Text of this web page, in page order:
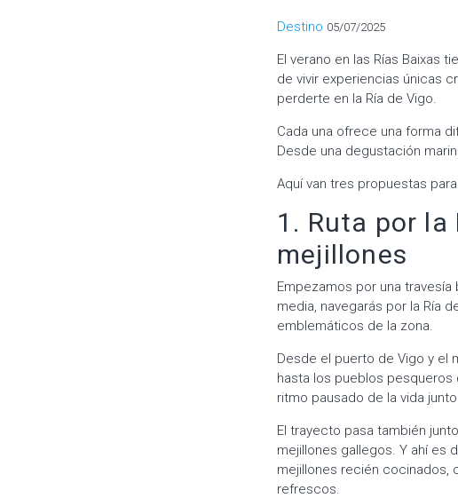
Categorías
Destino 05/07/2025
El verano en las Rías Baixas
de vivir experiencias únicas
perderte en la Ría de Vigo.
Cada una ofrece una forma
Desde una degustación
Aquí van tres propuestas
1. Ruta por
mejillones
Empezamos por una
media, navegarás por la Ría
emblemáticos de la zona.
Desde el puerto de Vigo y el
hasta los pueblos pesqueros
ritmo pausado de la vida
El trayecto pasa también
mejillones gallegos. Y ahí es
mejillones recién cocinados,
refrescos.